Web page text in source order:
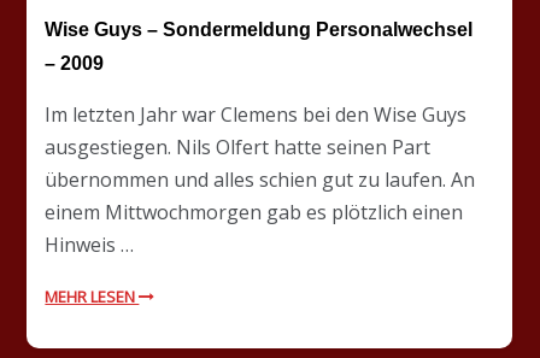
Wise Guys – Sondermeldung Personalwechsel
– 2009
Im letzten Jahr war Clemens bei den Wise Guys
ausgestiegen. Nils Olfert hatte seinen Part
übernommen und alles schien gut zu laufen. An
einem Mittwochmorgen gab es plötzlich einen
Hinweis …
MEHR LESEN